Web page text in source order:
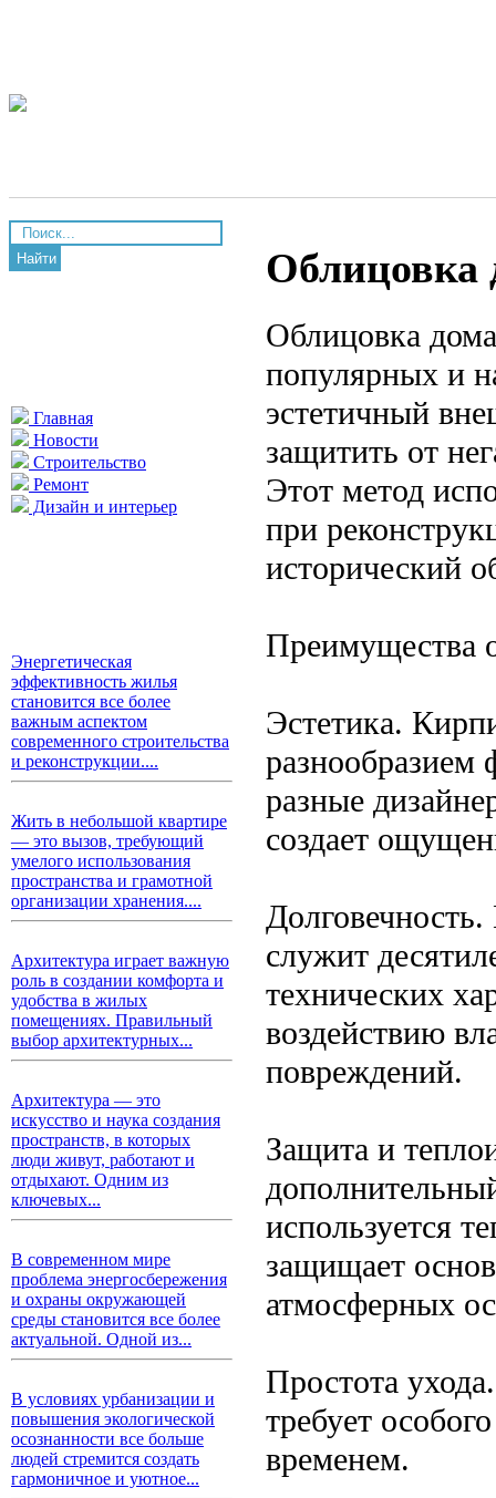
Найти
Главная
Новости
Строительство
Ремонт
Дизайн и интерьер
Энергетическая
эффективность жилья
становится все более
важным аспектом
современного строительства
и реконструкции....
Жить в небольшой квартире
— это вызов, требующий
умелого использования
пространства и грамотной
организации хранения....
Архитектура играет важную
роль в создании комфорта и
удобства в жилых
помещениях. Правильный
выбор архитектурных...
Архитектура — это
искусство и наука создания
пространств, в которых
люди живут, работают и
отдыхают. Одним из
ключевых...
В современном мире
проблема энергосбережения
и охраны окружающей
среды становится все более
актуальной. Одной из...
В условиях урбанизации и
повышения экологической
осознанности все больше
людей стремится создать
гармоничное и уютное...
Облицовка
Облицовка
популярных и
эстетичный
защитить от
Этот метод
при
исторический
Преимущества
Эстетика.
разнообразием
разные
создает
служит
технических
воздействию
повреждений.
Защита и
используется
защищает
атмосферных
Простота
требует
временем.